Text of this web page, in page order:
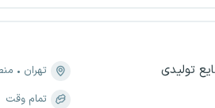
تولیدی تهران
منطقه
تمام وقت